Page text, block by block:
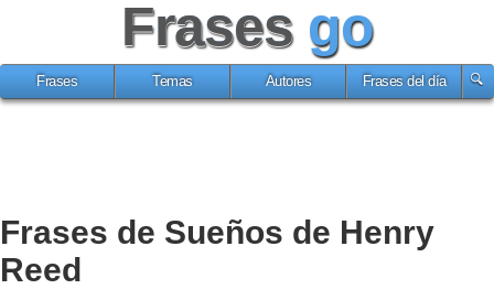
Frases go
Frases Temas Autores Frases del día
Frases de Sueños de Henry
Reed